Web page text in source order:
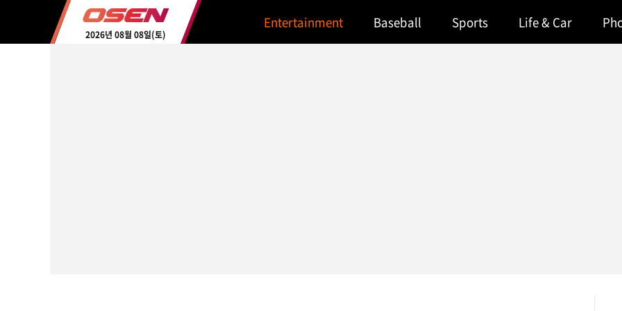
2026년 08월 08일(토)
Entertainment Baseball Sports Life & Car